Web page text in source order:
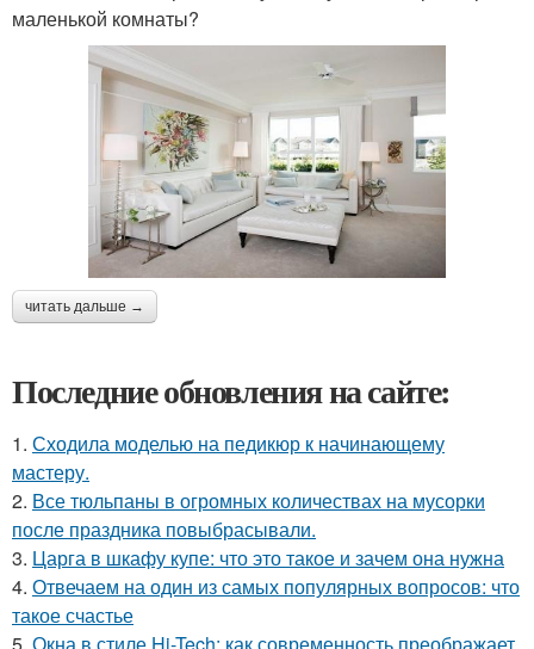
маленькой комнаты?
читать дальше →
Последние обновления на сайте:
1. Сходила моделью на педикюр к начинающему
мастеру.
2. Все тюльпаны в огромных количествах на мусорки
после праздника повыбрасывали.
3. Царга в шкафу купе: что это такое и зачем она нужна
4. Отвечаем на один из самых популярных вопросов: что
такое счастье